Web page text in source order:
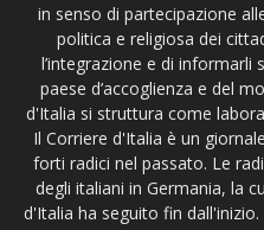
in senso di partecipazione
politica e religiosa dei
l’integrazione e di informarli
paese d’accoglienza e del
d'Italia si struttura come
Il Corriere d'Italia è un
forti radici nel passato. Le
degli italiani in Germania, la
d'Italia ha seguito fin